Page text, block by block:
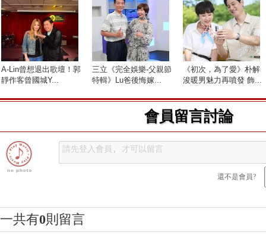
A-Lin曾想退出歌壇！郭
靜作客曾國城Y...
三立《完全娛樂-父親節
特輯》Lu爸後悔嫁...
《初次，為了愛》朴解
浚暖男魅力再噴發 飾...
會員留言討論
還不是會員?
一共有0則留言